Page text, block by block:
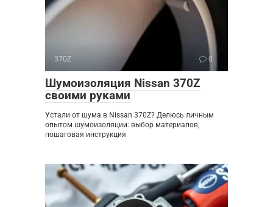
370Z 0
Шумоизоляция Nissan 370Z
своими руками
Устали от шума в Nissan 370Z? Делюсь личным
опытом шумоизоляции: выбор материалов,
пошаговая инструкция